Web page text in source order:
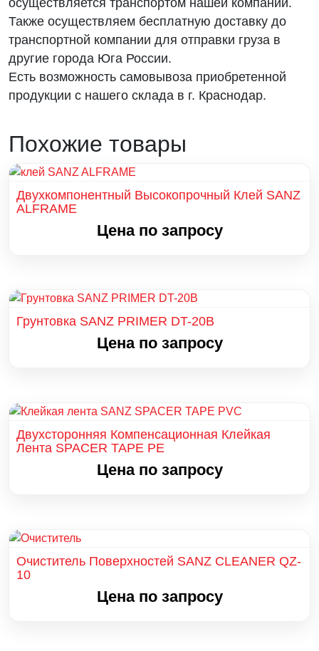
осуществляется транспортом нашей компании.
Также осуществляем бесплатную доставку до
транспортной компании для отправки груза в
другие города Юга России.
Есть возможность самовывоза приобретенной
продукции с нашего склада в г. Краснодар.
Похожие товары
Двухкомпонентный Высокопрочный Клей SANZ
ALFRAME
Цена по запросу
Грунтовка SANZ PRIMER DT-20B
Цена по запросу
Двухсторонняя Компенсационная Клейкая
Лента SPACER TAPE PE
Цена по запросу
Очиститель Поверхностей SANZ CLEANER QZ-
10
Цена по запросу